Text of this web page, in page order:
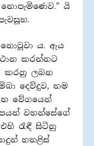
යි
ය. ඇය
කරන්නට
කරනු ලබන
දෙව්දුව, තම
වේගයෙන්
වහන්සේගේ
රැඳී සිටිනු
හතළිස්